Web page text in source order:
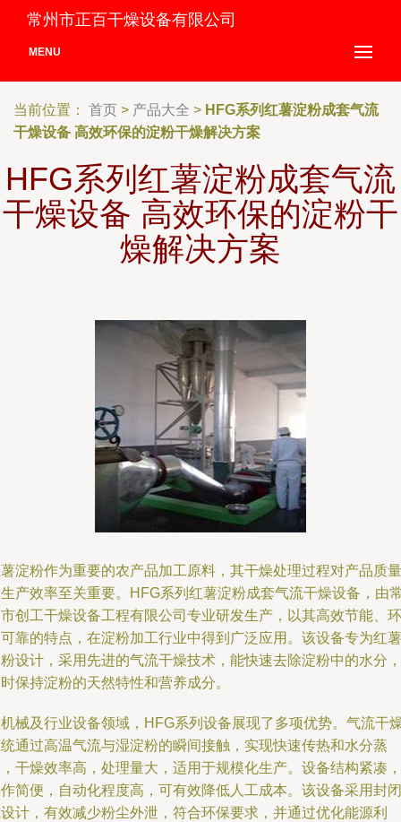
常州市正百干燥设备有限公司
MENU
当前位置： 首页 > 产品大全 > HFG系列红薯淀粉成套气流
干燥设备 高效环保的淀粉干燥解决方案
HFG系列红薯淀粉成套气流
干燥设备 高效环保的淀粉干
燥解决方案
淀粉作为重要的农产品加工原料，其干燥处理过程对产品质量
产效率至关重要。HFG系列红薯淀粉成套气流干燥设备，由
创工干燥设备工程有限公司专业研发生产，以其高效节能、环
靠的特点，在淀粉加工行业中得到广泛应用。该设备专为红薯
设计，采用先进的气流干燥技术，能快速去除淀粉中的水分，
保持淀粉的天然特性和营养成分。
械及行业设备领域，HFG系列设备展现了多项优势。气流干
通过高温气流与湿淀粉的瞬间接触，实现快速传热和水分蒸
干燥效率高，处理量大，适用于规模化生产。设备结构紧凑，
简便，自动化程度高，可有效降低人工成本。该设备采用封闭
计，有效减少粉尘外泄，符合环保要求，并通过优化能源利